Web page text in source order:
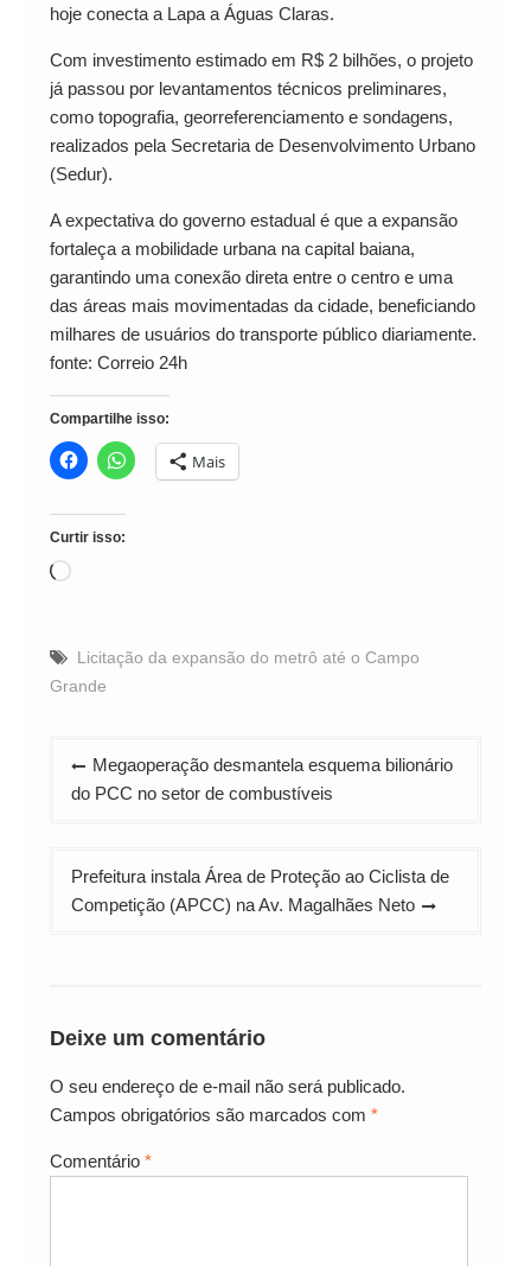
hoje conecta a Lapa a Águas Claras.
Com investimento estimado em R$ 2 bilhões, o projeto
já passou por levantamentos técnicos preliminares,
como topografia, georreferenciamento e sondagens,
realizados pela Secretaria de Desenvolvimento Urbano
(Sedur).
A expectativa do governo estadual é que a expansão
fortaleça a mobilidade urbana na capital baiana,
garantindo uma conexão direta entre o centro e uma
das áreas mais movimentadas da cidade, beneficiando
milhares de usuários do transporte público diariamente.
fonte: Correio 24h
Compartilhe isso:
Mais
Curtir isso:
Carregando...
Licitação da expansão do metrô até o Campo
Grande
Navegação
de
Megaoperação desmantela esquema bilionário
do PCC no setor de combustíveis
Prefeitura instala Área de Proteção ao Ciclista de
Competição (APCC) na Av. Magalhães Neto
Deixe um comentário
O seu endereço de e-mail não será publicado.
Campos obrigatórios são marcados com *
Comentário *